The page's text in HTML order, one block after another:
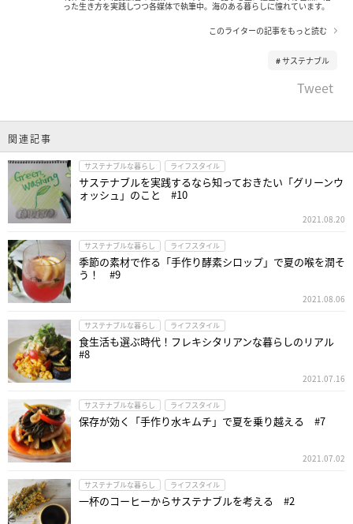
った生き方を実践しつつ各媒体で執筆中。海のある暮らしに憧れています。
このライターの記事をもっと読む
サステナブル
Tweet
関連記事
サステナブルな暮らし ライフスタイル
サステナブルを実践するなら知っておきたい「グリーンウ
ォッシュ」のこと #10
2021.08.20
サステナブルな暮らし ライフスタイル
季節の素材で作る「手作り酵素シロップ」で夏の喉を潤そ
う！ #9
2021.08.06
サステナブルな暮らし ライフスタイル
食生活も選ぶ時代！フレキシタリアンな暮らしのリアル
#8
2021.07.16
サステナブルな暮らし ライフスタイル
保存が効く「手作り水キムチ」で夏を乗り越える #7
2021.07.02
サステナブルな暮らし ライフスタイル
一杯のコーヒーからサステナブルを考える #2